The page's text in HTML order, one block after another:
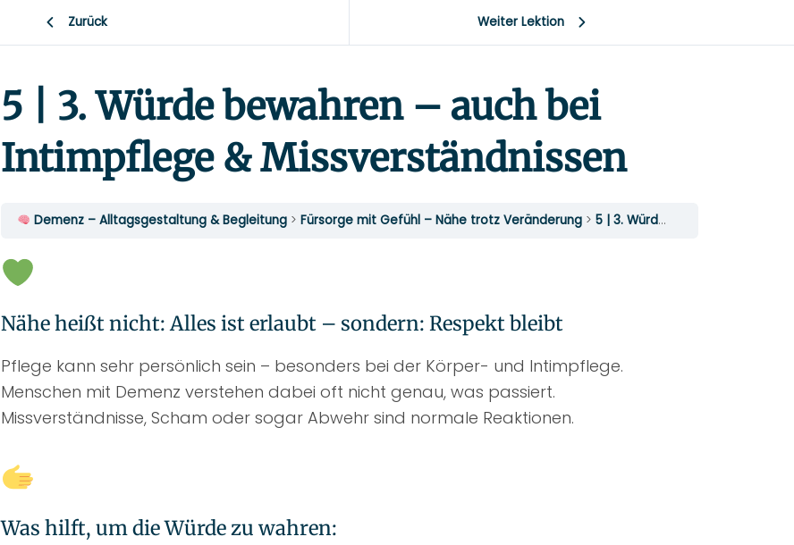
Zurück Weiter Lektion
5 | 3. Würde bewahren – auch bei
Intimpflege & Missverständnissen
​ Demenz – Alltagsgestaltung & Begleitung Fürsorge mit Gefühl – Nähe trotz Veränderung 5 | 3. Würde bewahren – auch bei Intimpflege & Missverständnissen
Nähe heißt nicht: Alles ist erlaubt – sondern: Respekt bleibt
Pflege kann sehr persönlich sein – besonders bei der Körper- und Intimpflege.
Menschen mit Demenz verstehen dabei oft nicht genau, was passiert.
Missverständnisse, Scham oder sogar Abwehr sind normale Reaktionen.
Was hilft, um die Würde zu wahren: